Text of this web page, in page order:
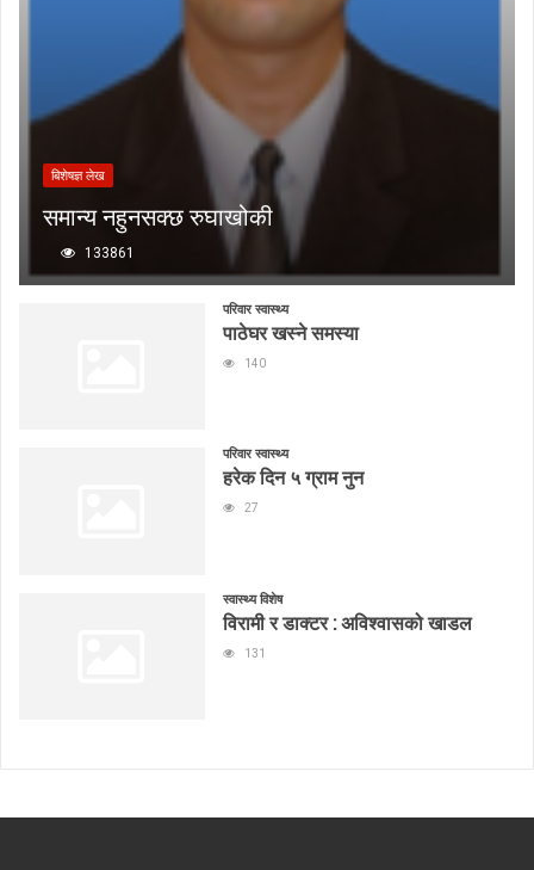
बिशेषज्ञ लेख
समान्य नहुनसक्छ रुघाखोकी
133861
परिवार स्वास्थ्य
पाठेघर खस्ने समस्या
140
परिवार स्वास्थ्य
हरेक दिन ५ ग्राम नुन
27
स्वास्थ्य विशेष
विरामी र डाक्टर : अविश्वासको खाडल
131